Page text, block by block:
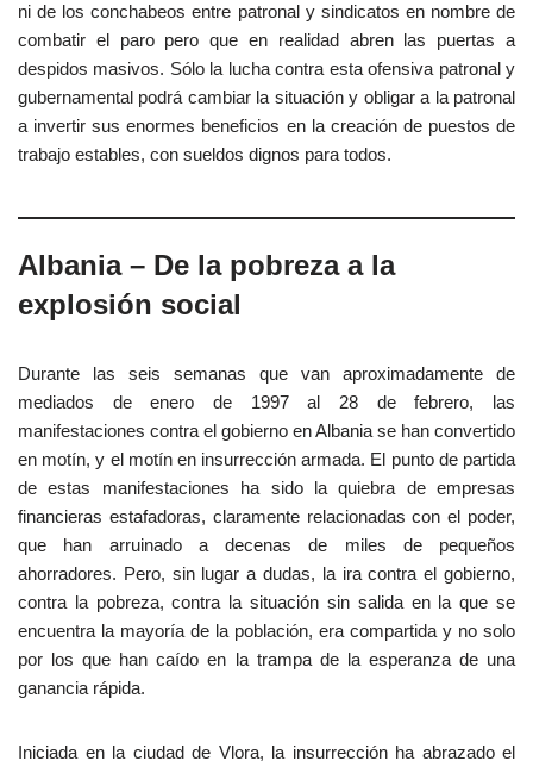
ni de los conchabeos entre patronal y sindicatos en nombre de
combatir el paro pero que en realidad abren las puertas a
despidos masivos. Sólo la lucha contra esta ofensiva patronal y
gubernamental podrá cambiar la situación y obligar a la patronal
a invertir sus enormes beneficios en la creación de puestos de
trabajo estables, con sueldos dignos para todos.
Albania – De la pobreza a la
explosión social
Durante las seis semanas que van aproximadamente de
mediados de enero de 1997 al 28 de febrero, las
manifestaciones contra el gobierno en Albania se han convertido
en motín, y el motín en insurrección armada. El punto de partida
de estas manifestaciones ha sido la quiebra de empresas
financieras estafadoras, claramente relacionadas con el poder,
que han arruinado a decenas de miles de pequeños
ahorradores. Pero, sin lugar a dudas, la ira contra el gobierno,
contra la pobreza, contra la situación sin salida en la que se
encuentra la mayoría de la población, era compartida y no solo
por los que han caído en la trampa de la esperanza de una
ganancia rápida.
Iniciada en la ciudad de Vlora, la insurrección ha abrazado el